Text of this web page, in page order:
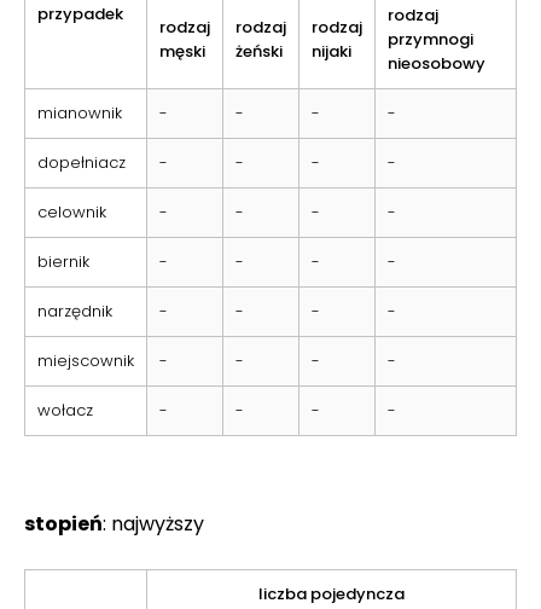
przypadek
rodzaj
męski
rodzaj
żeński
rodzaj
nijaki
rodzaj
przymnogi
nieosobowy
mianownik - - - -
dopełniacz - - - -
celownik - - - -
biernik - - - -
narzędnik - - - -
miejscownik - - - -
wołacz - - - -
stopień: najwyższy
liczba pojedyncza